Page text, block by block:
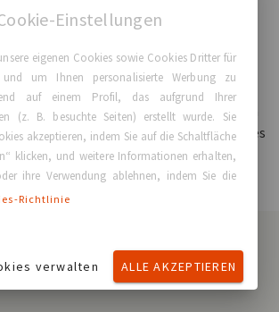
Markierstift
Externe Sizer
Konsultationskit beinhaltet ein
Angebot an externen Sizern, das den
der Bedürfnisse von Frauen abdeckt und es
erlaubt, das geeignete Implantat
Einstellungen
eigenen Cookies sowie Cookies Dritter für
und um Ihnen personalisierte Werbung zu
auf einem Profil, das aufgrund Ihrer
(z. B. besuchte Seiten) erstellt wurde. Sie
akzeptieren, indem Sie auf die Schaltfläche
klicken, und weitere Informationen erhalten,
ihre Verwendung ablehnen, indem Sie die
Richtlinie
verwalten ALLE AKZEPTIEREN